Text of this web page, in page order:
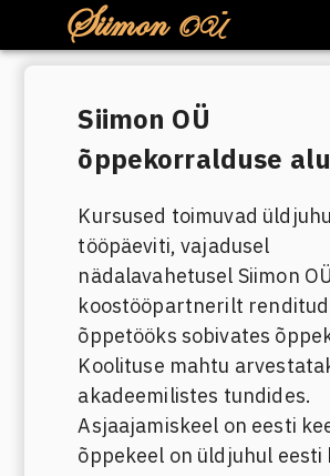
Siimon OÜ
Siimon OÜ
õppekorralduse
Kursused toimuvad
tööpäeviti, vajadusel
nädalavahetusel Siimon OÜ
koostööpartnerilt renditud
õppetööks sobivates
Koolituse mahtu
akadeemilistes tundides.
Asjaajamiskeel on eesti
õppekeel on üldjuhul eesti